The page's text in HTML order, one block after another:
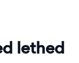
lethed